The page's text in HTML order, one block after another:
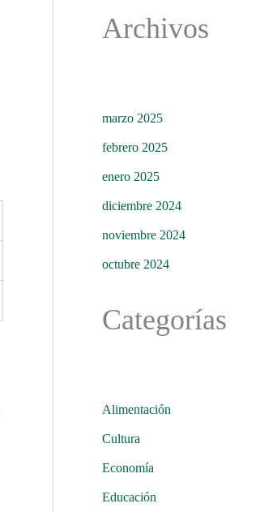
Archivos
marzo 2025
febrero 2025
enero 2025
diciembre 2024
noviembre 2024
octubre 2024
Categorías
Alimentación
Cultura
Economía
Educación